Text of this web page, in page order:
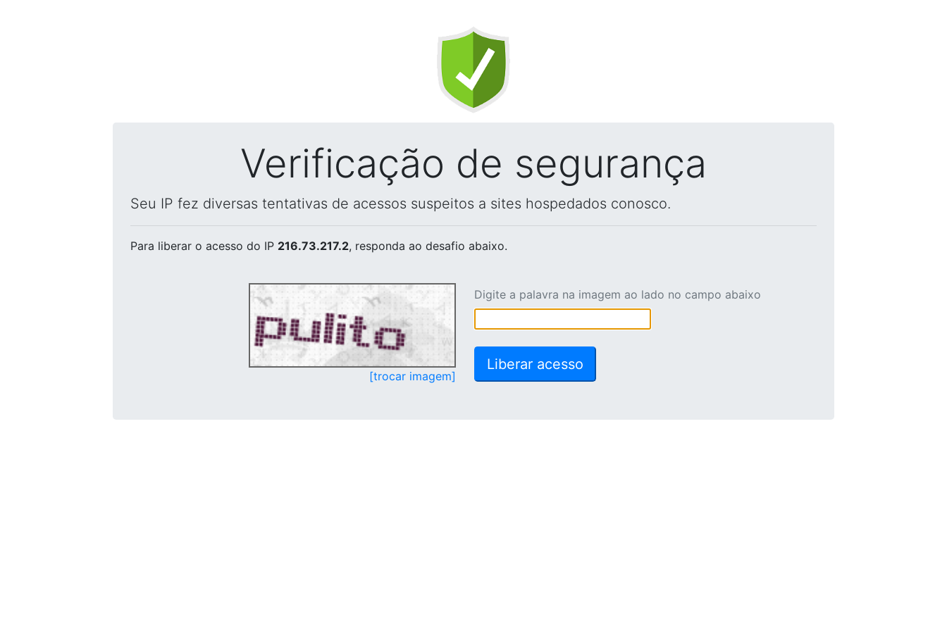
Verificação de segurança
Seu IP fez diversas tentativas de acessos suspeitos a sites hospedados conosco.
Para liberar o acesso do IP 216.73.217.2, responda ao desafio abaixo.
[trocar imagem]
Digite a palavra na imagem ao lado no campo abaixo